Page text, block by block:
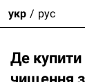
укр рус
Де купити